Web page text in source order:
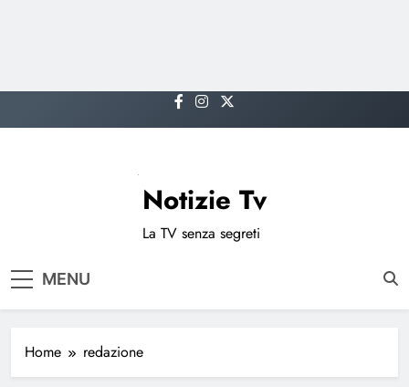
to
Notizie Tv
La TV senza segreti
MENU
Home redazione